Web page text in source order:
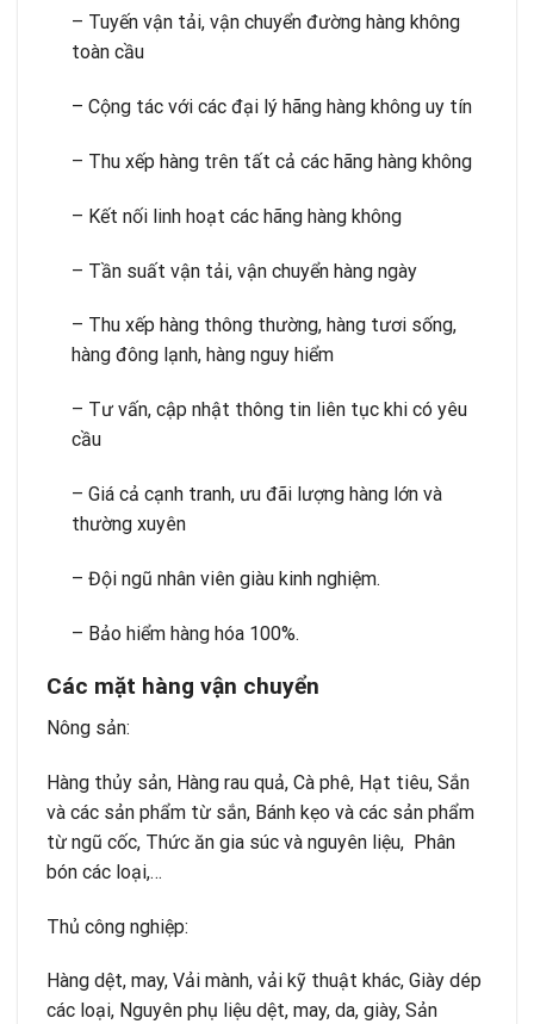
– Tuyến vận tải, vận chuyển đường hàng không
toàn cầu
– Cộng tác với các đại lý hãng hàng không uy tín
– Thu xếp hàng trên tất cả các hãng hàng không
– Kết nối linh hoạt các hãng hàng không
– Tần suất vận tải, vận chuyển hàng ngày
– Thu xếp hàng thông thường, hàng tươi sống,
hàng đông lạnh, hàng nguy hiểm
– Tư vấn, cập nhật thông tin liên tục khi có yêu
cầu
– Giá cả cạnh tranh, ưu đãi lượng hàng lớn và
thường xuyên
– Đội ngũ nhân viên giàu kinh nghiệm.
– Bảo hiểm hàng hóa 100%.
Các mặt hàng vận chuyển
Nông sản:
Hàng thủy sản, Hàng rau quả, Cà phê, Hạt tiêu, Sắn
và các sản phẩm từ sắn, Bánh kẹo và các sản phẩm
từ ngũ cốc, Thức ăn gia súc và nguyên liệu, Phân
bón các loại,…
Thủ công nghiệp:
Hàng dệt, may, Vải mành, vải kỹ thuật khác, Giày dép
các loại, Nguyên phụ liệu dệt, may, da, giày, Sản